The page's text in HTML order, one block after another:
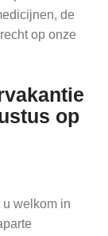
de
op onze
op
welkom in